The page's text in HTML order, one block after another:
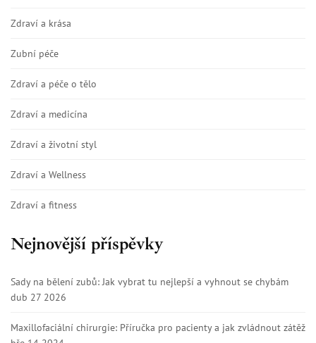
Zdraví a krása
Zubní péče
Zdraví a péče o tělo
Zdraví a medicína
Zdraví a životní styl
Zdraví a Wellness
Zdraví a fitness
Nejnovější příspěvky
Sady na bělení zubů: Jak vybrat tu nejlepší a vyhnout se chybám
dub 27 2026
Maxillofaciální chirurgie: Příručka pro pacienty a jak zvládnout zátěž